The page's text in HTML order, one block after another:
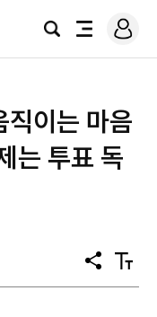
검
전
로
그
이는 마음
는 투표 독
공
유
텍
스